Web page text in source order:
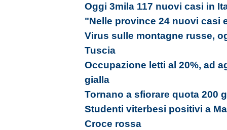
Oggi 3mila 117 nuovi casi in
"Nelle province 24 nuovi casi
Virus sulle montagne russe,
Tuscia
Occupazione letti al 20%, ad
gialla
Tornano a sfiorare quota 200
Studenti viterbesi positivi a
Croce rossa